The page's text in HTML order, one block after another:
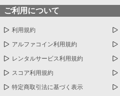
ご利用について
利用規約
アルファコイン利用規約
レンタルサービス利用規約
スコア利用規約
特定商取引法に基づく表示